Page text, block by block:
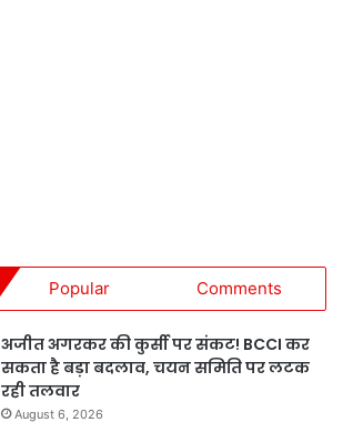
Popular Comments
अजीत अगरकर की कुर्सी पर संकट! BCCI कर
सकता है बड़ा बदलाव, चयन समिति पर लटक
रही तलवार
August 6, 2026